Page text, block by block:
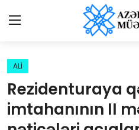
Qəzetə elan ver
Əlaqə
ALİ
Rezidenturaya
imtahanının II